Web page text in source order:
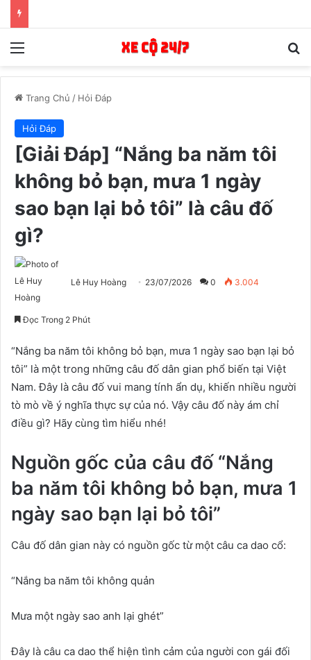
Menu
Trang Chủ / Hỏi Đáp
Hỏi Đáp
[Giải Đáp] “Nắng ba năm tôi
không bỏ bạn, mưa 1 ngày
sao bạn lại bỏ tôi” là câu đố
gì?
Lê Huy Hoàng 23/07/2026 0 3.004
Đọc Trong 2 Phút
“Nắng ba năm tôi không bỏ bạn, mưa 1 ngày sao bạn lại bỏ
tôi” là một trong những câu đố dân gian phổ biến tại Việt
Nam. Đây là câu đố vui mang tính ẩn dụ, khiến nhiều người
tò mò về ý nghĩa thực sự của nó. Vậy câu đố này ám chỉ
điều gì? Hãy cùng tìm hiểu nhé!
Nguồn gốc của câu đố “Nắng
ba năm tôi không bỏ bạn, mưa 1
ngày sao bạn lại bỏ tôi”
Câu đố dân gian này có nguồn gốc từ một câu ca dao cổ:
“Nắng ba năm tôi không quản
Mưa một ngày sao anh lại ghét”
Đây là câu ca dao thể hiện tình cảm của người con gái đối